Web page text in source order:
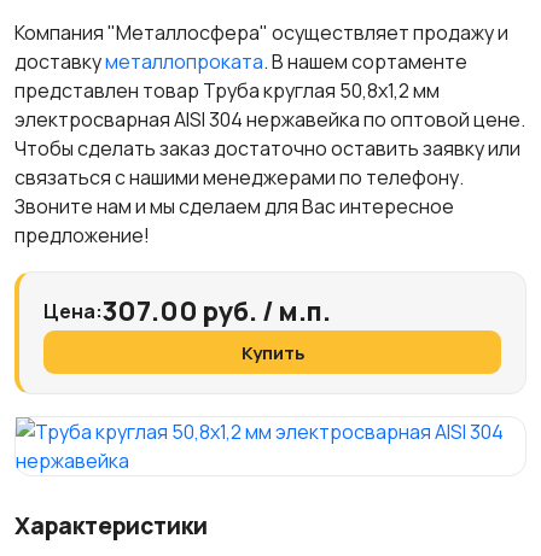
Компания "Металлосфера" осуществляет продажу и
доставкуметаллопроката. В нашем сортаменте
представлен товар Труба круглая 50,8х1,2 мм
электросварная AISI 304 нержавейка по оптовой цене.
Чтобы сделать заказ достаточно оставить заявку или
связаться с нашими менеджерами по телефону.
Звоните нам и мы сделаем для Вас интересное
предложение!
Цена:307.00 руб. / м.п.
Купить
Характеристики